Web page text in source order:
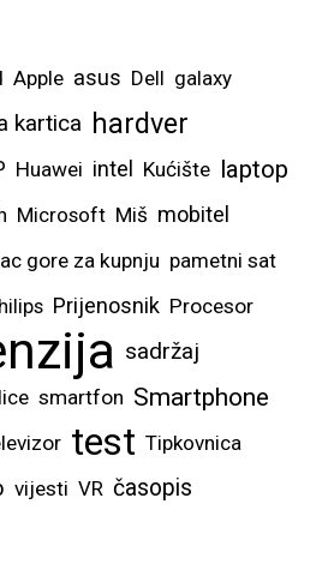
Apple asus Dell galaxy
kartica hardver
Huawei intel Kućište laptop
Microsoft Miš mobitel
gore za kupnju pametni sat
Prijenosnik Procesor
sadržaj
smartfon Smartphone
test Tipkovnica
vijesti VR časopis